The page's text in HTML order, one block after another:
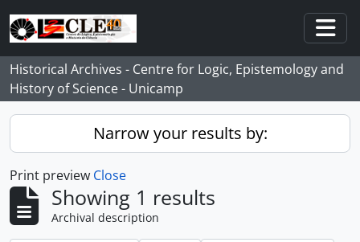
Skip to main content
Historical Archives - Centre for Logic, Epistemology and
History of Science - Unicamp
Narrow your results by:
Print preview Close
Showing 1 results
Archival description